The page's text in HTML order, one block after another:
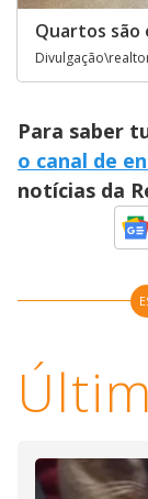
Quartos são
Para saber
o canal de
notícias da